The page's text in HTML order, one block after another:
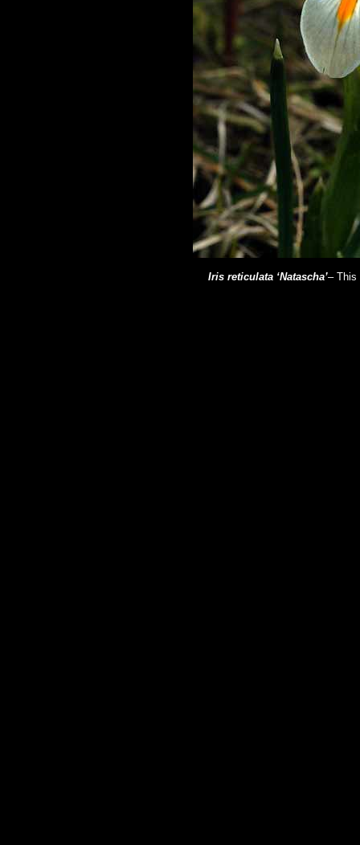
Iris reticulata ‘Natascha’– This